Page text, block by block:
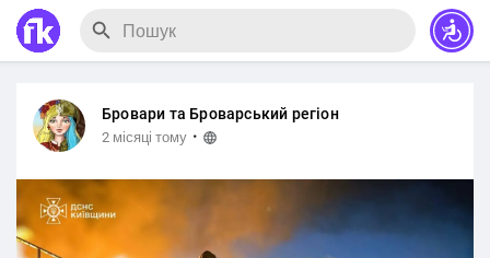
Бровари та Броварський регіон
2 місяці тому ·